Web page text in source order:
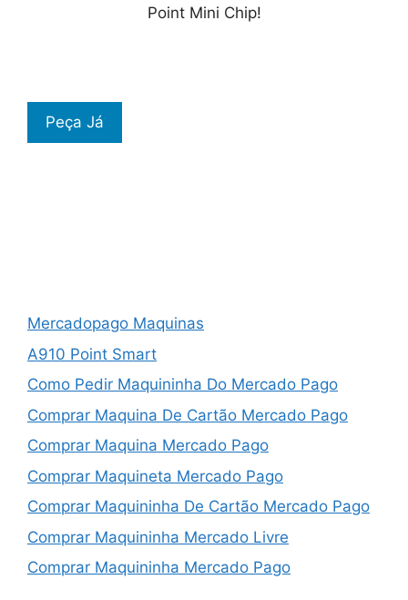
Point Mini Chip!
Peça Já
Mercadopago Maquinas
A910 Point Smart
Como Pedir Maquininha Do Mercado Pago
Comprar Maquina De Cartão Mercado Pago
Comprar Maquina Mercado Pago
Comprar Maquineta Mercado Pago
Comprar Maquininha De Cartão Mercado Pago
Comprar Maquininha Mercado Livre
Comprar Maquininha Mercado Pago